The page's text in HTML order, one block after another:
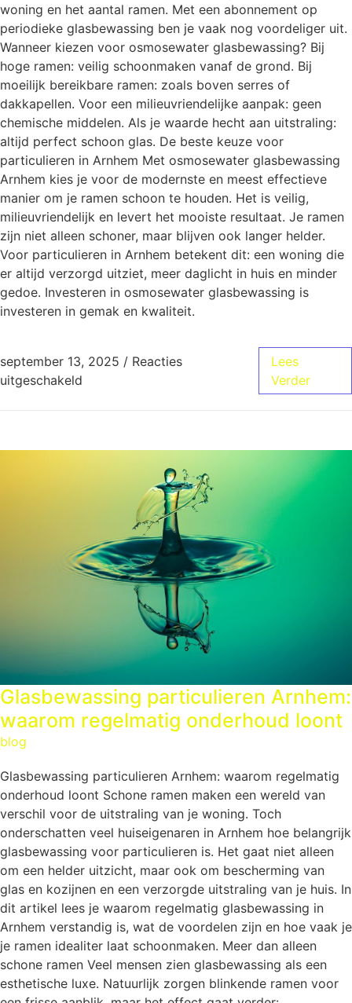
woning en het aantal ramen. Met een abonnement op
periodieke glasbewassing ben je vaak nog voordeliger uit.
Wanneer kiezen voor osmosewater glasbewassing? Bij
hoge ramen: veilig schoonmaken vanaf de grond. Bij
moeilijk bereikbare ramen: zoals boven serres of
dakkapellen. Voor een milieuvriendelijke aanpak: geen
chemische middelen. Als je waarde hecht aan uitstraling:
altijd perfect schoon glas. De beste keuze voor
particulieren in Arnhem Met osmosewater glasbewassing
Arnhem kies je voor de modernste en meest effectieve
manier om je ramen schoon te houden. Het is veilig,
milieuvriendelijk en levert het mooiste resultaat. Je ramen
zijn niet alleen schoner, maar blijven ook langer helder.
Voor particulieren in Arnhem betekent dit: een woning die
er altijd verzorgd uitziet, meer daglicht in huis en minder
gedoe. Investeren in osmosewater glasbewassing is
investeren in gemak en kwaliteit.
september 13, 2025 / Reacties
uitgeschakeld
Lees
Verder
Glasbewassing particulieren Arnhem:
waarom regelmatig onderhoud loont
blog
Glasbewassing particulieren Arnhem: waarom regelmatig
onderhoud loont Schone ramen maken een wereld van
verschil voor de uitstraling van je woning. Toch
onderschatten veel huiseigenaren in Arnhem hoe belangrijk
glasbewassing voor particulieren is. Het gaat niet alleen
om een helder uitzicht, maar ook om bescherming van
glas en kozijnen en een verzorgde uitstraling van je huis. In
dit artikel lees je waarom regelmatig glasbewassing in
Arnhem verstandig is, wat de voordelen zijn en hoe vaak je
je ramen idealiter laat schoonmaken. Meer dan alleen
schone ramen Veel mensen zien glasbewassing als een
esthetische luxe. Natuurlijk zorgen blinkende ramen voor